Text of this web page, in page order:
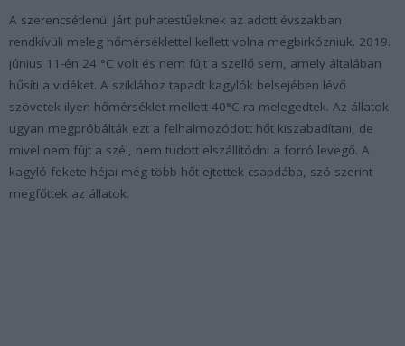
A szerencsétlenül járt puhatestűeknek az adott évszakban
rendkívüli meleg hőmérséklettel kellett volna megbirkózniuk. 2019.
június 11-én 24 °C volt és nem fújt a szellő sem, amely általában
hűsíti a vidéket. A sziklához tapadt kagylók belsejében lévő
szövetek ilyen hőmérséklet mellett 40°C-ra melegedtek. Az állatok
ugyan megpróbálták ezt a felhalmozódott hőt kiszabadítani, de
mivel nem fújt a szél, nem tudott elszállítódni a forró levegő. A
kagyló fekete héjai még több hőt ejtettek csapdába, szó szerint
megfőttek az állatok.